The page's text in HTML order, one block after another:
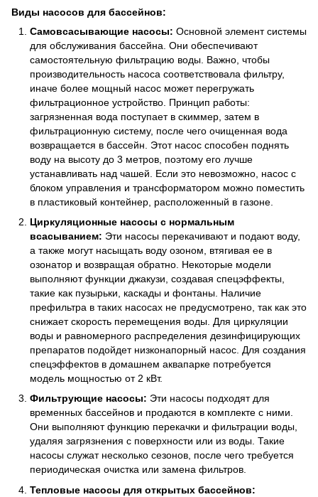
Виды насосов для бассейнов:
Самовсасывающие насосы: Основной элемент системы
для обслуживания бассейна. Они обеспечивают
самостоятельную фильтрацию воды. Важно, чтобы
производительность насоса соответствовала фильтру,
иначе более мощный насос может перегружать
фильтрационное устройство. Принцип работы:
загрязненная вода поступает в скиммер, затем в
фильтрационную систему, после чего очищенная вода
возвращается в бассейн. Этот насос способен поднять
воду на высоту до 3 метров, поэтому его лучше
устанавливать над чашей. Если это невозможно, насос с
блоком управления и трансформатором можно поместить
в пластиковый контейнер, расположенный в газоне.
Циркуляционные насосы с нормальным
всасыванием: Эти насосы перекачивают и подают воду,
а также могут насыщать воду озоном, втягивая ее в
озонатор и возвращая обратно. Некоторые модели
выполняют функции джакузи, создавая спецэффекты,
такие как пузырьки, каскады и фонтаны. Наличие
префильтра в таких насосах не предусмотрено, так как это
снижает скорость перемещения воды. Для циркуляции
воды и равномерного распределения дезинфицирующих
препаратов подойдет низконапорный насос. Для создания
спецэффектов в домашнем аквапарке потребуется
модель мощностью от 2 кВт.
Фильтрующие насосы: Эти насосы подходят для
временных бассейнов и продаются в комплекте с ними.
Они выполняют функцию перекачки и фильтрации воды,
удаляя загрязнения с поверхности или из воды. Такие
насосы служат несколько сезонов, после чего требуется
периодическая очистка или замена фильтров.
Тепловые насосы для открытых бассейнов: